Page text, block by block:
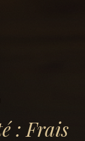
: Frais